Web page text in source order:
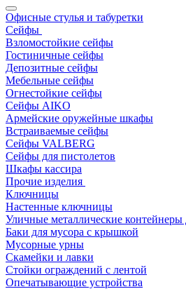
Офисные стулья и табуретки
Сейфы
Взломостойкие сейфы
Гостиничные сейфы
Депозитные сейфы
Мебельные сейфы
Огнестойкие сейфы
Сейфы AIKO
Армейские оружейные шкафы
Встраиваемые сейфы
Сейфы VALBERG
Сейфы для пистолетов
Шкафы кассира
Прочие изделия
Ключницы
Настенные ключницы
Уличные металлические контейнеры
Баки для мусора с крышкой
Мусорные урны
Скамейки и лавки
Стойки ограждений с лентой
Опечатывающие устройства